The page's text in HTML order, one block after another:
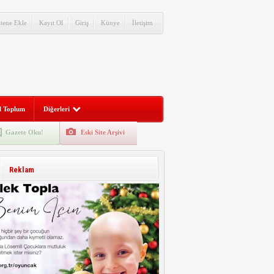
Ekle Kayıt Ol Giriş Künye İletişim
Toplum Diğerleri
Gazete Oku! Eski Site Arşivi
Reklam